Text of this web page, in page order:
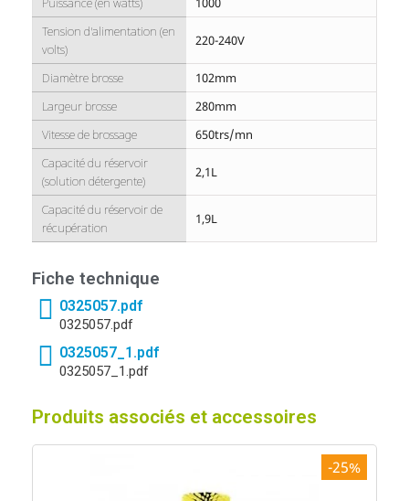
Tension d'alimentation (en
volts)
220-240V
Diamètre brosse
102mm
Largeur brosse
280mm
Vitesse de brossage
650trs/mn
Capacité du réservoir
(solution détergente)
2,1L
Capacité du réservoir de
récupération
1,9L
Fiche technique
0325057.pdf
0325057.pdf
0325057_1.pdf
0325057_1.pdf
Produits associés et accessoires
-25%